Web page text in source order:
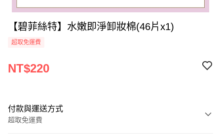
【碧菲絲特】水嫩即淨卸妝棉(46片x1)
超取免運費
NT$220
付款與運送方式
超取免運費